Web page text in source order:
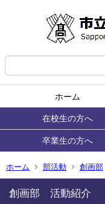
ホーム
在校生の方へ
卒業生の方へ
ホーム 部活動 創画部
創画部 活動紹介